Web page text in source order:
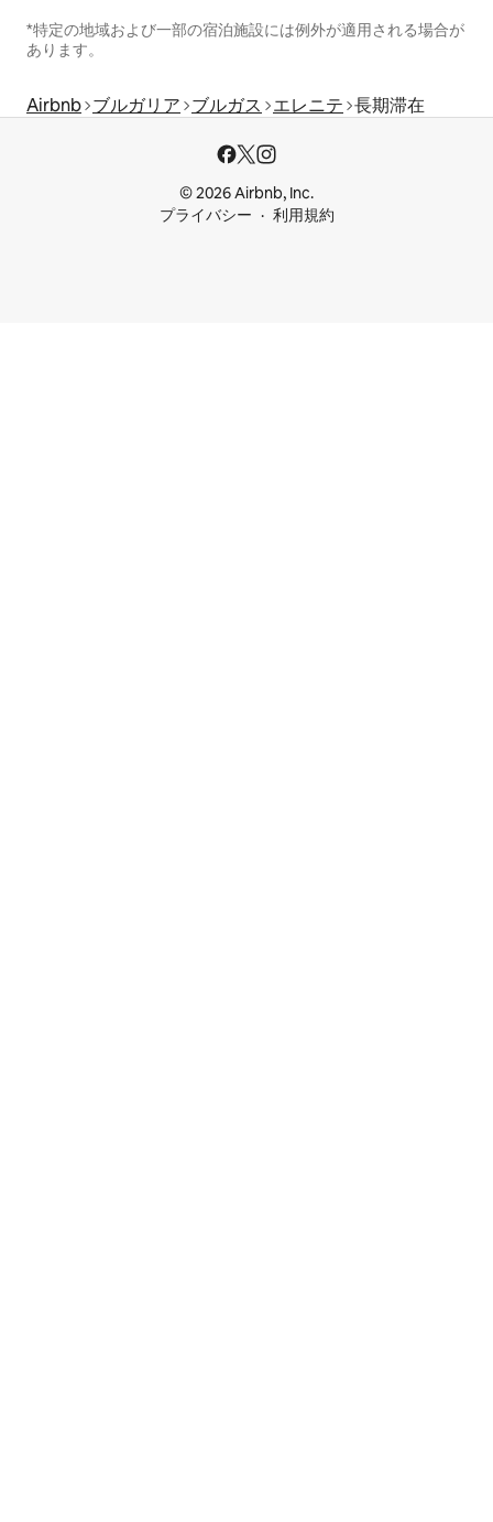
*特定の地域および一部の宿泊施設には例外が適用される場合が
あります。
Airbnb ブルガリア ブルガス エレニテ 長期滞在
© 2026 Airbnb, Inc.
プライバシー
利用規約